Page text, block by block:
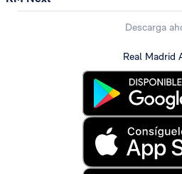
Descarga
Real Madrid